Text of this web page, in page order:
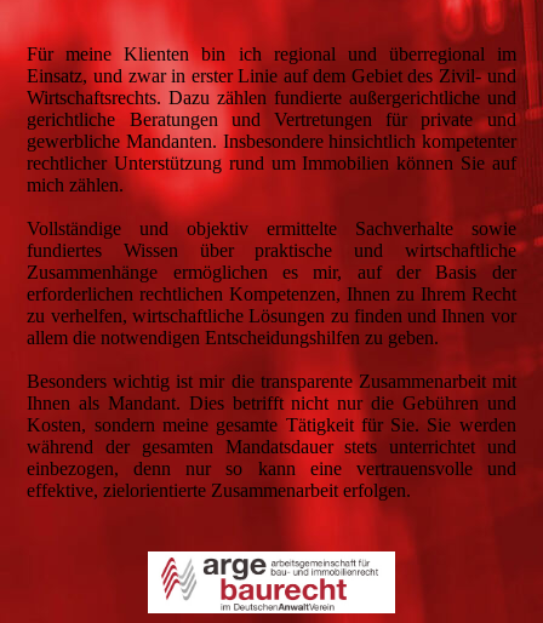
Für meine Klienten bin ich regional und überregional im
Einsatz, und zwar in erster Linie auf dem Gebiet des Zivil- und
Wirtschaftsrechts. Dazu zählen fundierte außergerichtliche und
gerichtliche Beratungen und Vertretungen für private und
gewerbliche Mandanten. Insbesondere hinsichtlich kompetenter
rechtlicher Unterstützung rund um Immobilien können Sie auf
mich zählen.
Vollständige und objektiv ermittelte Sachverhalte sowie
fundiertes Wissen über praktische und wirtschaftliche
Zusammenhänge ermöglichen es mir, auf der Basis der
erforderlichen rechtlichen Kompetenzen, Ihnen zu Ihrem Recht
zu verhelfen, wirtschaftliche Lösungen zu finden und Ihnen vor
allem die notwendigen Entscheidungshilfen zu geben.
Besonders wichtig ist mir die transparente Zusammenarbeit mit
Ihnen als Mandant. Dies betrifft nicht nur die Gebühren und
Kosten, sondern meine gesamte Tätigkeit für Sie. Sie werden
während der gesamten Mandatsdauer stets unterrichtet und
einbezogen, denn nur so kann eine vertrauensvolle und
effektive, zielorientierte Zusammenarbeit erfolgen.